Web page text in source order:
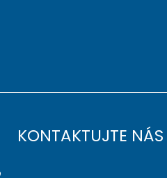
KONTAKTUJTE NÁS